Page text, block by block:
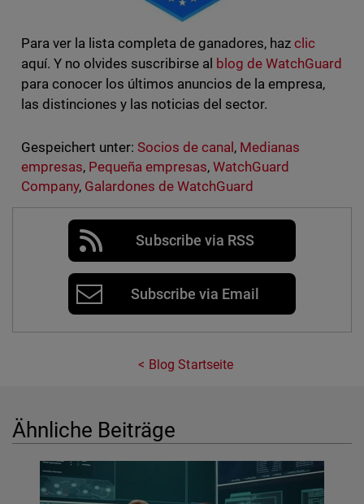
Para ver la lista completa de ganadores, hazclic
aquí. Y no olvides suscribirse al blog de WatchGuard
para conocer los últimos anuncios de la empresa,
las distinciones y las noticias del sector.
Gespeichert unter: Socios de canal , Medianas
empresas, Pequeña empresas, WatchGuard
Company, Galardones de WatchGuard
Subscribe via RSS
Subscribe via Email
Blog Startseite
Ähnliche Beiträge